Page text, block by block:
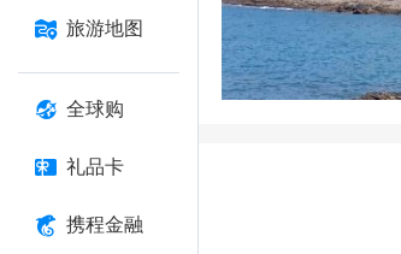
旅游地图
全球购
礼品卡
携程金融